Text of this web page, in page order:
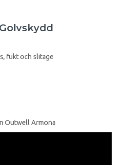
fukt och slitage
Outwell Armona